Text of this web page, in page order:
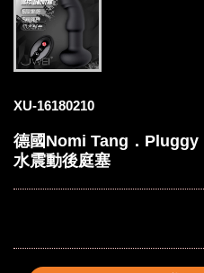
XU-16180210
德國Nomi Tang．Pluggy
水震動後庭塞